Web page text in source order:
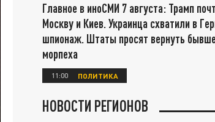
Главное в иноСМИ 7 августа: Трамп
Москву и Киев. Украинца схватили в
шпионаж. Штаты просят вернуть
морпеха
11:00 ПОЛИТИКА
НОВОСТИ РЕГИОНОВ